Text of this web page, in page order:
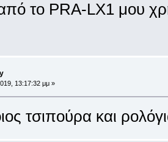
το PRA-LX1 μου
13:17:32 μμ »
τσιπούρα και